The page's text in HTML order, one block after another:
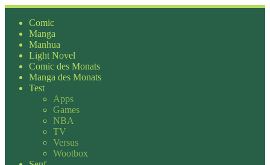
Zum
Inhalt
springen
Comic
Manga
Manhua
Light Novel
Comic des Monats
Manga des Monats
Test
Apps
Games
NBA
TV
Versus
Wootbox